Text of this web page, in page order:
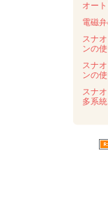
オー
電磁
スナ
ンの
スナ
ンの
スナ
多系